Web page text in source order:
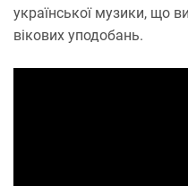
української музики, що
вікових уподобань.